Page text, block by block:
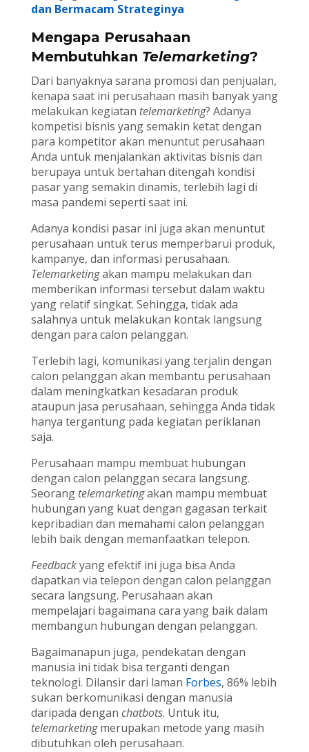
dan Bermacam Strateginya
Mengapa Perusahaan
Membutuhkan Telemarketing?
Dari banyaknya sarana promosi dan penjualan,
kenapa saat ini perusahaan masih banyak yang
melakukan kegiatan telemarketing? Adanya
kompetisi bisnis yang semakin ketat dengan
para kompetitor akan menuntut perusahaan
Anda untuk menjalankan aktivitas bisnis dan
berupaya untuk bertahan ditengah kondisi
pasar yang semakin dinamis, terlebih lagi di
masa pandemi seperti saat ini.
Adanya kondisi pasar ini juga akan menuntut
perusahaan untuk terus memperbarui produk,
kampanye, dan informasi perusahaan.
Telemarketingakan mampu melakukan dan
memberikan informasi tersebut dalam waktu
yang relatif singkat. Sehingga, tidak ada
salahnya untuk melakukan kontak langsung
dengan para calon pelanggan.
Terlebih lagi, komunikasi yang terjalin dengan
calon pelanggan akan membantu perusahaan
dalam meningkatkan kesadaran produk
ataupun jasa perusahaan, sehingga Anda tidak
hanya tergantung pada kegiatan periklanan
saja.
Perusahaan mampu membuat hubungan
dengan calon pelanggan secara langsung.
Seorang telemarketingakan mampu membuat
hubungan yang kuat dengan gagasan terkait
kepribadian dan memahami calon pelanggan
lebih baik dengan memanfaatkan telepon.
Feedbackyang efektif ini juga bisa Anda
dapatkan via telepon dengan calon pelanggan
secara langsung. Perusahaan akan
mempelajari bagaimana cara yang baik dalam
membangun hubungan dengan pelanggan.
Bagaimanapun juga, pendekatan dengan
manusia ini tidak bisa terganti dengan
teknologi. Dilansir dari laman Forbes, 86% lebih
sukan berkomunikasi dengan manusia
daripada dengan chatbots. Untuk itu,
telemarketingmerupakan metode yang masih
dibutuhkan oleh perusahaan.